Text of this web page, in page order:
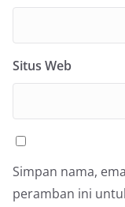
Situs Web
Simpan nama,
peramban ini